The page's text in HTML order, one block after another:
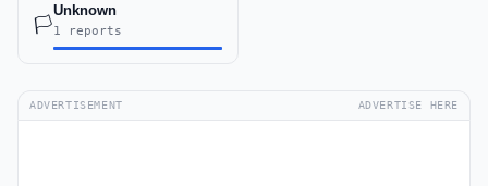
🏳️
Unknown
1 reports
ADVERTISEMENT ADVERTISE HERE